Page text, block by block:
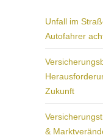
Unfall im
Autofahrer
Zukunft
&